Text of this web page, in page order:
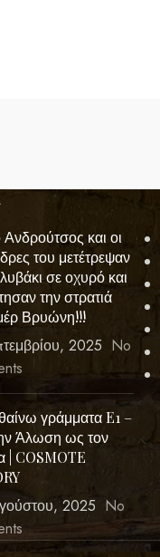
και οι
του μετέτρεψαν
σε οχυρό και
την στρατιά
Βρυώνη!!!
2025 No
γράμματα E1 –
Άλωση ως τον
COSMOTE
2025 No